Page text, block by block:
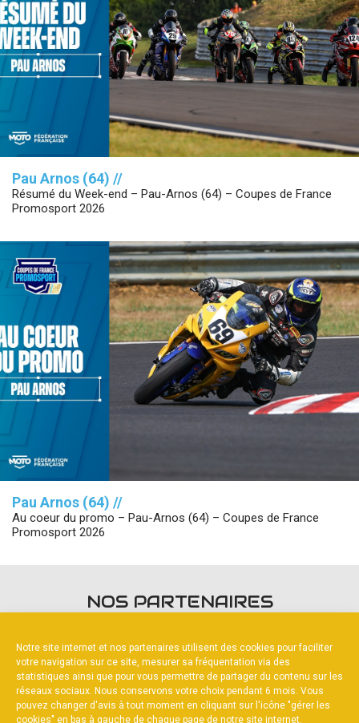
Notre site internet et nos partenaires utilisent des cookies pour faciliter
votre navigation sur ce site, mesurer sa fréquentation via des
statistiques ainsi que pour vous permettre de partager du contenu sur les
réseaux sociaux. Nous conservons votre choix pendant 6 mois. Vous
pouvez changer d'avis à tout moment en cliquant sur l'icône "gérer les
cookies" en bas à gauche de chaque page de notre site internet.
Pau Arnos (64) //
Résumé du Week-end – Pau-Arnos (64) – Coupes de France
Promosport 2026
Pau Arnos (64) //
Au coeur du promo – Pau-Arnos (64) – Coupes de France
Promosport 2026
NOS PARTENAIRES
FOURNISSEURS OFFICIELS